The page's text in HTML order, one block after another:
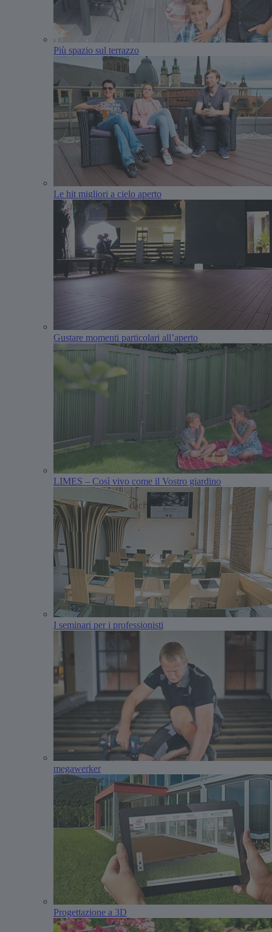
Più spazio sul terrazzo
Le hit migliori a cielo aperto
Gustare momenti particolari all’aperto
LIMES – Così vivo come il Vostro giardino
I seminari per i professionisti
megawerker
Progettazione a 3D